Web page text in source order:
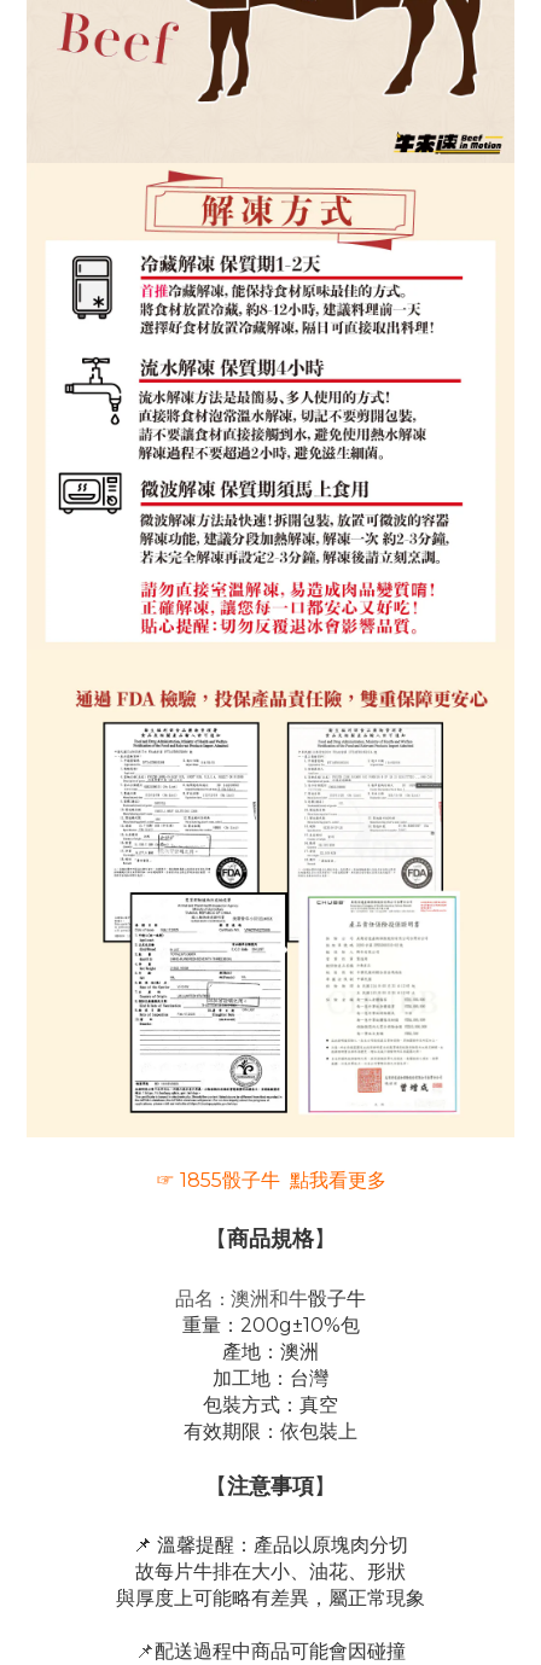
☞ 1855骰子牛 點我看更多
【商品規格】
品名 ： 澳洲和牛骰子牛
重量：200g±10%包
產地：澳洲
加工地：台灣
包裝方式：真空
有效期限：依包裝上
【注意事項】
📌 溫馨提醒： 產品以原塊肉分切
故每片牛排在大小、油花、形狀
與厚度上可能略有差異，屬正常現象
📌配送過程中商品可能會因碰撞